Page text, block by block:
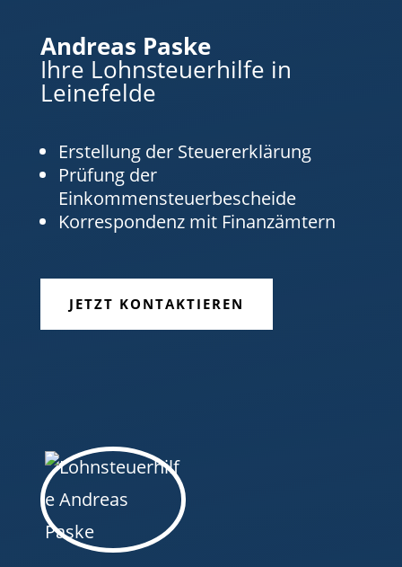
Andreas Paske
Ihre Lohnsteuerhilfe in
Leinefelde
Erstellung der Steuererklärung
Prüfung der
Einkommensteuerbescheide
Korrespondenz mit Finanzämtern
JETZT KONTAKTIEREN